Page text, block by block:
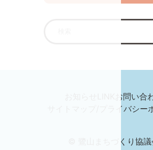
お問い合
サイトマップ/プライバシー
© 鷺山まちづくり協議